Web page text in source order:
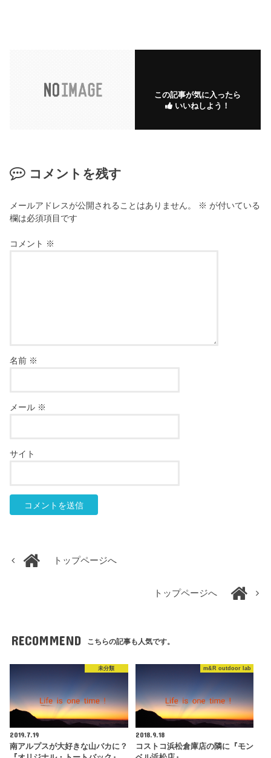
この記事が気に入ったら
いいねしよう！
コメントを残す
メールアドレスが公開されることはありません。 ※ が付いている
欄は必須項目です
コメント ※
名前 ※
メール ※
サイト
トップページへ
トップページへ
RECOMMEND こちらの記事も人気です。
未分類
2019.7.19
南アルプスが大好きな山バカに？
m&R outdoor lab
2018.9.18
コストコ浜松倉庫店の隣に『モン